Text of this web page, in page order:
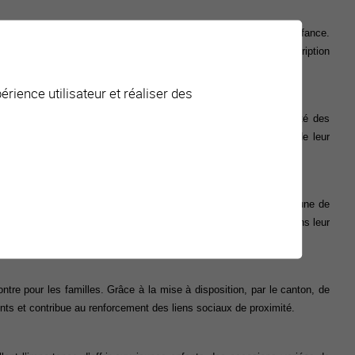
communal en faveur de la santé dès la petite enfance.
préscolaire un espace de mouvement libre, gratuit et sans inscription
e de prévention précoce et de promotion de l’égalité des
ant le développement de leur
, secrétaire général adjoint de la commune de
en raison de la météo, nous souhaitions leur
pour les familles. Grâce à la miseà disposition, par le canton, de
et contribue au renforcement des liens sociaux de proximité.
utilisateur et réaliser des